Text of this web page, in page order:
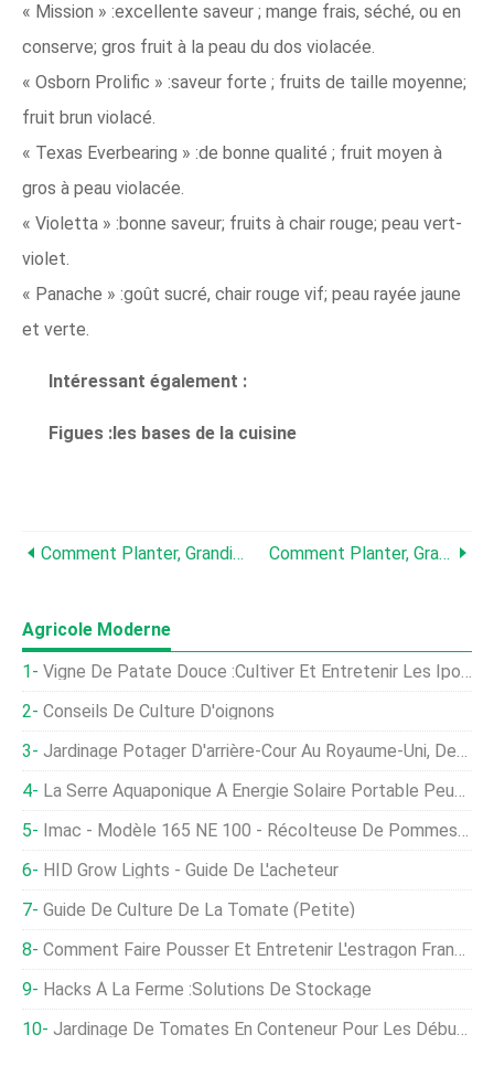
« Mission » :excellente saveur ; mange frais, séché, ou en
conserve; gros fruit à la peau du dos violacée.
« Osborn Prolific » :saveur forte ; fruits de taille moyenne;
fruit brun violacé.
« Texas Everbearing » :de bonne qualité ; fruit moyen à
gros à peau violacée.
« Violetta » :bonne saveur; fruits à chair rouge; peau vert-
violet.
« Panache » :goût sucré, chair rouge vif; peau rayée jaune
et verte.
Intéressant également :
Figues :les bases de la cuisine
Comment Planter, Grandir, Prune, Et Récolte De Coing Comment Planter, Grandir, Prune, Et Récolte Des Prunes
Agricole Moderne
Vigne De Patate Douce :cultiver Et Entretenir Les Ipomoea Batatas
Conseils De Culture D'oignons
Jardinage Potager D'arrière-Cour Au Royaume-Uni, Des Astuces, Idées
La Serre Aquaponique À Énergie Solaire Portable Peut Faire Pousser De La Nourriture Toute L'année
Imac - Modèle 165 NE 100 - Récolteuse De Pommes De Terre Pour Sélection Manuelle
HID Grow Lights - Guide De L'acheteur
Guide De Culture De La Tomate (petite)
Comment Faire Pousser Et Entretenir L'estragon Français
Hacks À La Ferme :solutions De Stockage
Jardinage De Tomates En Conteneur Pour Les Débutants